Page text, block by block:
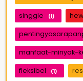
singgle (1)
manfaat-minyak-
fleksibel (1)